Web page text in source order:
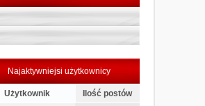
Najaktywniejsi użytkownicy
Użytkownik
Ilość postów